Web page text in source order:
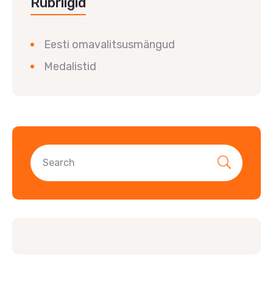
Eesti omavalitsusmängud
Medalistid